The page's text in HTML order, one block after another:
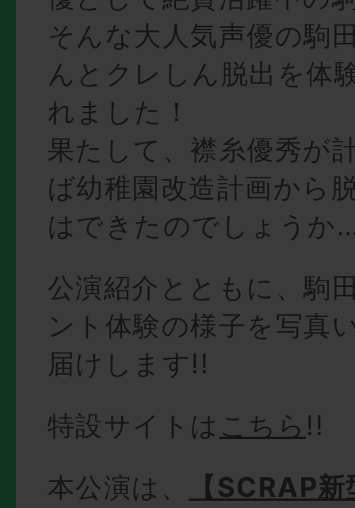
そんな大人気声優の駒
んとクレしん脱出を体
れました！
果たして、襟糸優秀が
ば幼稚園改造計画から
はできたのでしょうか
公演紹介とともに、駒
ント体験の様子を写真
届けします!!
特設サイトは こちら !!
本公演は、
【SCRAP